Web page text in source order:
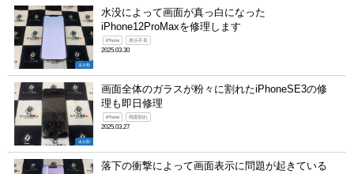
未分類
水没によって画面が真っ白になった
iPhone12ProMaxを修理します
iPhone 表示不良
2025.03.30
未分類
画面全体のガラスが粉々に割れたiPhoneSE3の修
理も即日修理
iPhone 画面割れ
2025.03.27
落下の衝撃によって画面表示に問題が起きている